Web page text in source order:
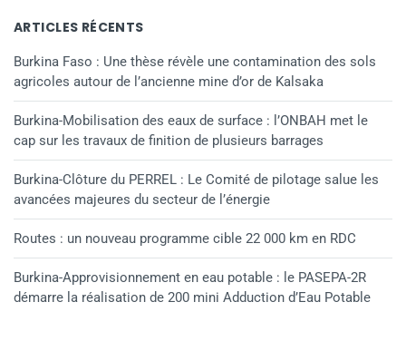
ARTICLES RÉCENTS
Burkina Faso : Une thèse révèle une contamination des sols
agricoles autour de l’ancienne mine d’or de Kalsaka
Burkina-Mobilisation des eaux de surface : l’ONBAH met le
cap sur les travaux de finition de plusieurs barrages
Burkina-Clôture du PERREL : Le Comité de pilotage salue les
avancées majeures du secteur de l’énergie
Routes : un nouveau programme cible 22 000 km en RDC
Burkina-Approvisionnement en eau potable : le PASEPA-2R
démarre la réalisation de 200 mini Adduction d’Eau Potable